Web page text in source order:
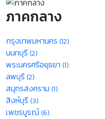
ภาคกลาง
กรุงเทพมหานคร (12)
นนทบุรี (2)
พระนครศรีอยุธยา (1)
ลพบุรี (2)
สมุทรสงคราม (1)
สิงห์บุรี (3)
เพชรบูรณ์(6)